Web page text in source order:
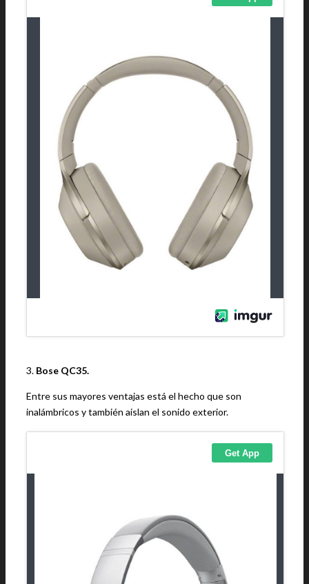
3. Bose QC35.
Entre sus mayores ventajas está el hecho que son
inalámbricos y también aislan el sonido exterior.